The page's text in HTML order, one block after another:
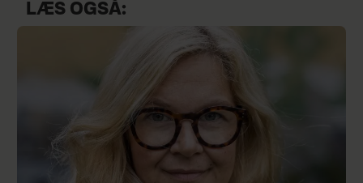
LÆS OGSÅ: